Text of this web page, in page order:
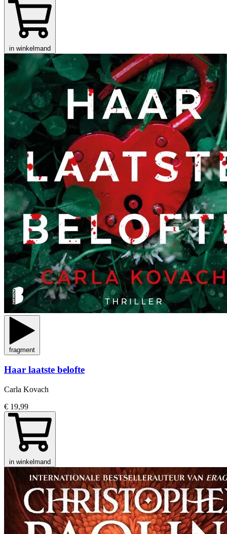
in winkelmand
fragment
Haar laatste belofte
Carla Kovach
€ 19,99
in winkelmand